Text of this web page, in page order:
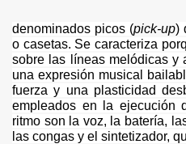
denominados picos (pick-up)
o casetas. Se caracteriza
sobre las líneas melódicas y
una expresión musical
fuerza y una plasticidad
empleados en la ejecución
ritmo son la voz, la batería,
las congas y el sintetizador,